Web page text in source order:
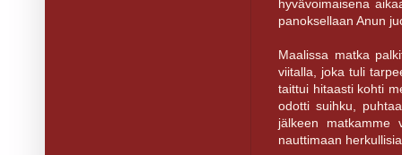
hyvävoimaisena
panoksellaan Anun
Maalissa matka
viitalla, joka tuli
taittui hitaasti kohti
odotti suihku,
jälkeen matkamme
nauttimaan